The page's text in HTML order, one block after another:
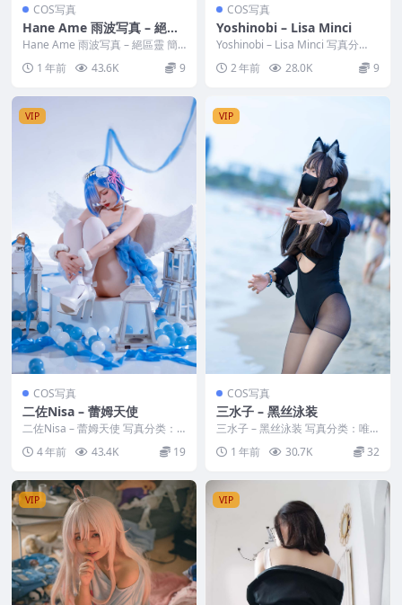
COS写真
Hane Ame 雨波写真 – 絕區
靈 簡杜
Hane Ame 雨波写真 – 絕區靈 簡
杜 写真分类：唯美，参与模特：H
ane...1 年前 43.6K 9
COS写真
Yoshinobi – Lisa Minci
Yoshinobi – Lisa Minci 写真分
2 年前 28.0K 9
VIP
COS写真
二佐Nisa – 蕾姆天使
二佐Nisa – 蕾姆天使 写真分类：
唯美，参与模特：二佐Nisa [套图
大小]...
4 年前 43.4K 19
VIP
COS写真
三水子 – 黑丝泳装
三水子 – 黑丝泳装 写真分类：唯
美，参与模特：三水子 [资源大
小]：[70P／...
1 年前 30.7K 32
VIP VIP